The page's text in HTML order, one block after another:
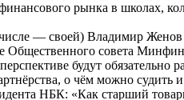
рынка в школах,
— своей) Владимир Женов
Общественного совета
будут
о чём можно судить
НБК: «Как старший